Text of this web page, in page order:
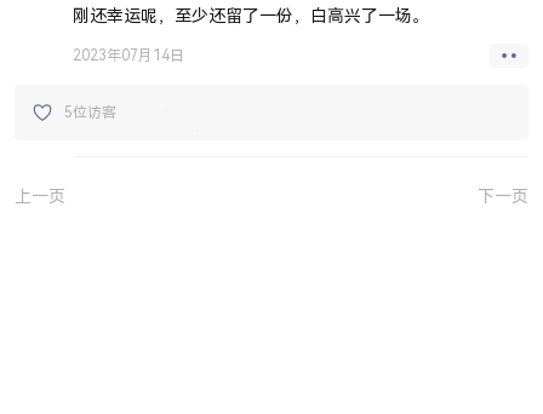
刚还幸运呢，至少还留了一份，白高兴了一场。
2023年07月14日
5位访客
上一页 下一页